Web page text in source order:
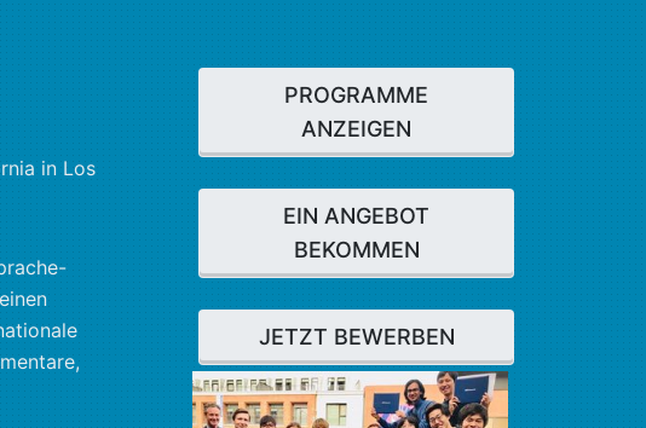
in Los
PROGRAMME
ANZEIGEN
EIN ANGEBOT
BEKOMMEN
JETZT BEWERBEN